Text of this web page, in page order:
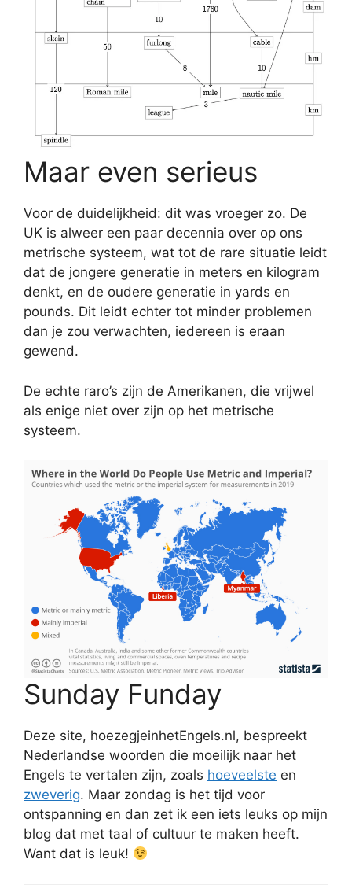
Maar even serieus
Voor de duidelijkheid: dit was vroeger zo. De
UK is alweer een paar decennia over op ons
metrische systeem, wat tot de rare situatie leidt
dat de jongere generatie in meters en kilogram
denkt, en de oudere generatie in yards en
pounds. Dit leidt echter tot minder problemen
dan je zou verwachten, iedereen is eraan
gewend.
De echte raro’s zijn de Amerikanen, die vrijwel
als enige niet over zijn op het metrische
systeem.
Sunday Funday
Deze site, hoezegjeinhetEngels.nl, bespreekt
Nederlandse woorden die moeilijk naar het
Engels te vertalen zijn, zoals hoeveelste en
zweverig. Maar zondag is het tijd voor
ontspanning en dan zet ik een iets leuks op mijn
blog dat met taal of cultuur te maken heeft.
Want dat is leuk!